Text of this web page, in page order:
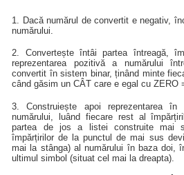
1. Dacă numărul de convertit e negativ,
numărului.
2. Convertește întâi partea întreagă,
reprezentarea pozitivă a numărului
convertit în sistem binar, ținând minte
când găsim un CÂT care e egal cu ZERO
3. Construiește apoi reprezentarea
numărului, luând fiecare rest al
partea de jos a listei construite mai
împărțirilor de la punctul de mai sus
mai la stânga) al numărului în baza doi,
ultimul simbol (situat cel mai la dreapta).